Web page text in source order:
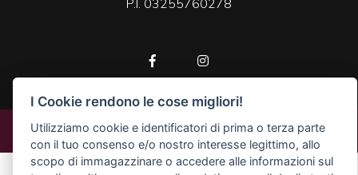
P.I. 03255760278
INFO
I Cookie rendono le cose migliori!
Utilizziamo cookie e identificatori di prima o terza parte
con il tuo consenso e/o nostro interesse legittimo, allo
scopo di immagazzinare o accedere alle informazioni sul